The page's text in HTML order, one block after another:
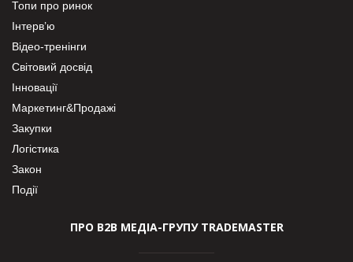
Топи про ринок
Інтерв’ю
Відео-тренінги
Світовий досвід
Інновації
Маркетинг&Продажі
Закупки
Логістика
Закон
Події
ПРО В2В МЕДІА-ГРУПУ TRADEMASTER